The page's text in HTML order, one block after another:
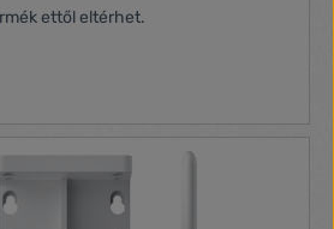
ettől eltérhet.